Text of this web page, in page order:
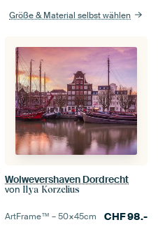
Größe & Material selbst wählen
Wolwevershaven Dordrecht
von Ilya Korzelius
ArtFrame™ –50×45cm CHF98.-